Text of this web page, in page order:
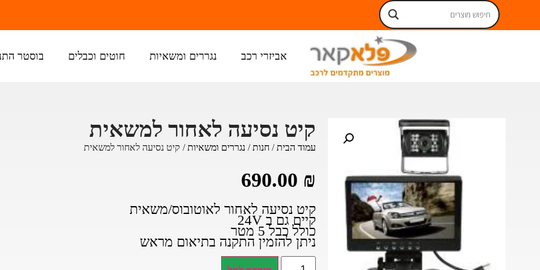
אביזרי רכב נגררים ומשאיות חוטים וכבלים בוסטר
קיט נסיעה לאחור למשאית
עמוד הבית/חנות/נגררים ומשאיות/ קיט נסיעה לאחור למשאית
690.00 ₪
קיט נסיעה לאחור לאוטובוס/משאית
קיים גם ב 24V
כולל כבל 5 מטר
ניתן להזמין התקנה בתיאום מראש